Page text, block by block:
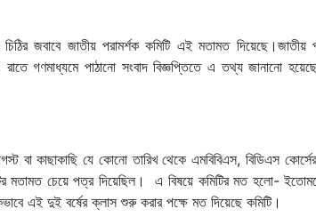
চিঠির জবাবে জাতীয় পরামর্শক কমিটি এই মতামত
গণমাধ্যমে পাঠানো সংবাদ বিজ্ঞপ্তিতে এ তথ্য জানানো
বা কাছাকাছি যে কোনো তারিখ থেকে এমবিবিএস, বিডিএস
মতামত চেয়ে পত্র দিয়েছিল। এ বিষয়ে কমিটির মত হলো-
এই দুই বর্ষের ক্লাস শুরু করার পক্ষে মত দিয়েছে কমিটি।